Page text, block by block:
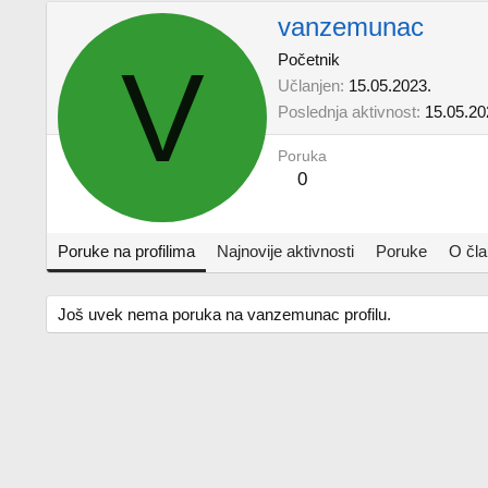
V
vanzemunac
Početnik
Učlanjen 15.05.2023.
Poslednja aktivnost
Poruka
0
Poruke na profilima Najnovije aktivnosti Poruke O
Još uvek nema poruka na vanzemunac profilu.